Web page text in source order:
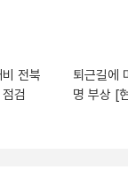
전북
검
퇴근길에
명 부상 [